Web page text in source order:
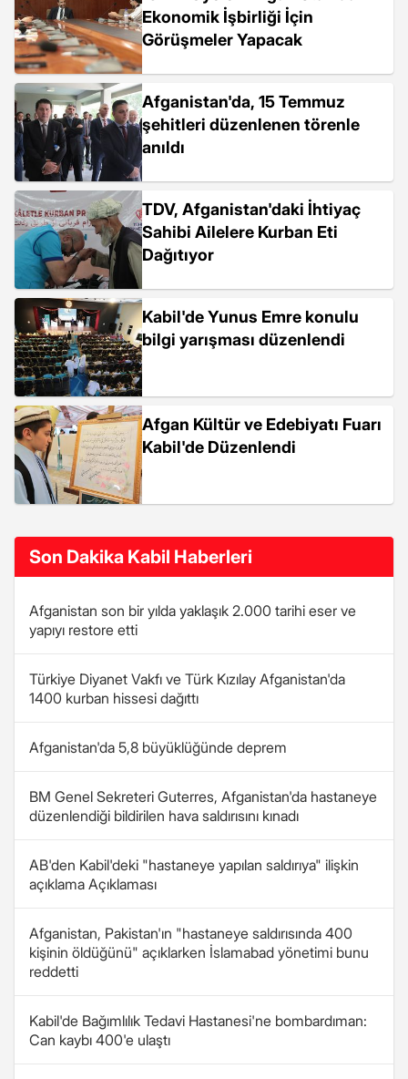
Ekonomik İşbirliği İçin
Görüşmeler Yapacak
Afganistan'da, 15 Temmuz
şehitleri düzenlenen törenle
anıldı
TDV, Afganistan'daki İhtiyaç
Sahibi Ailelere Kurban Eti
Dağıtıyor
Kabil'de Yunus Emre konulu
bilgi yarışması düzenlendi
Afgan Kültür ve Edebiyatı Fuarı
Kabil'de Düzenlendi
Son Dakika Kabil Haberleri
Afganistan son bir yılda yaklaşık 2.000 tarihi eser ve
yapıyı restore etti
Türkiye Diyanet Vakfı ve Türk Kızılay Afganistan'da
1400 kurban hissesi dağıttı
Afganistan'da 5,8 büyüklüğünde deprem
BM Genel Sekreteri Guterres, Afganistan'da hastaneye
düzenlendiği bildirilen hava saldırısını kınadı
AB'den Kabil'deki "hastaneye yapılan saldırıya" ilişkin
açıklama Açıklaması
Afganistan, Pakistan'ın "hastaneye saldırısında 400
kişinin öldüğünü" açıklarken İslamabad yönetimi bunu
reddetti
Kabil'de Bağımlılık Tedavi Hastanesi'ne bombardıman:
Can kaybı 400'e ulaştı